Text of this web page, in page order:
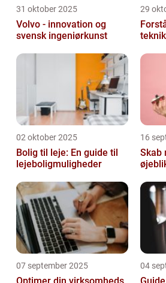
31 oktober 2025
Volvo - innovation og
svensk ingeniørkunst
29
02 oktober 2025
Bolig til leje: En guide til
lejeboligmuligheder
16
Skab
07 september 2025 04